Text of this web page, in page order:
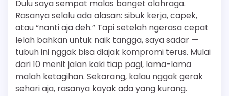
Dulu saya sempat malas banget olahraga.
Rasanya selalu ada alasan: sibuk kerja, capek,
atau “nanti aja deh.” Tapi setelah ngerasa cepat
lelah bahkan untuk naik tangga, saya sadar —
tubuh ini nggak bisa diajak kompromi terus. Mulai
dari 10 menit jalan kaki tiap pagi, lama-lama
malah ketagihan. Sekarang, kalau nggak gerak
sehari aja, rasanya kayak ada yang kurang.